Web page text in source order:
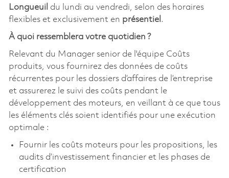
Longueuil du lundi au vendredi, selon des horaires
flexibles et exclusivement en présentiel .
À quoi ressemblera votre quotidien ?
Relevant du Manager senior de l'équipe Coûts
produits, vous fournirez des données de coûts
récurrentes pour les dossiers d’affaires de l’entreprise
et assurerez le suivi des coûts pendant le
développement des moteurs, en veillant à ce que tous
les éléments clés soient identifiés pour une exécution
optimale :
Fournir les coûts moteurs pour les propositions, les
audits d’investissement financier et les phases de
certification